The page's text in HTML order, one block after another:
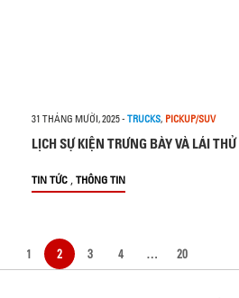
31 THÁNG MƯỜI, 2025- TRUCKS, PICKUP/SUV
LỊCH SỰ KIỆN TRƯNG BÀY VÀ LÁI
TIN TỨC , THÔNG TIN
1 2 3 4 … 20